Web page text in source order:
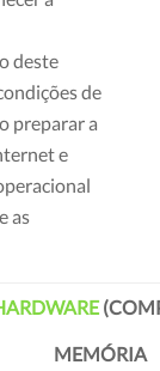
deste
de
preparar a
e
as
MEMÓRIA